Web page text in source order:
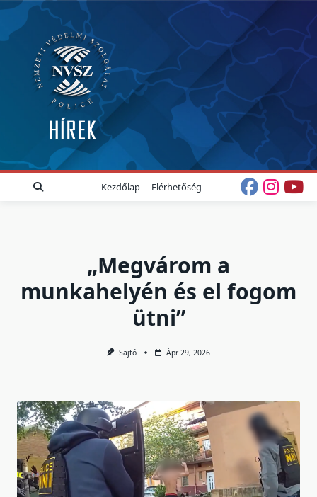
Skip
content
Kezdőlap Elérhetőség
„Megvárom a
munkahelyén és el fogom
ütni”
Sajtó Ápr 29, 2026